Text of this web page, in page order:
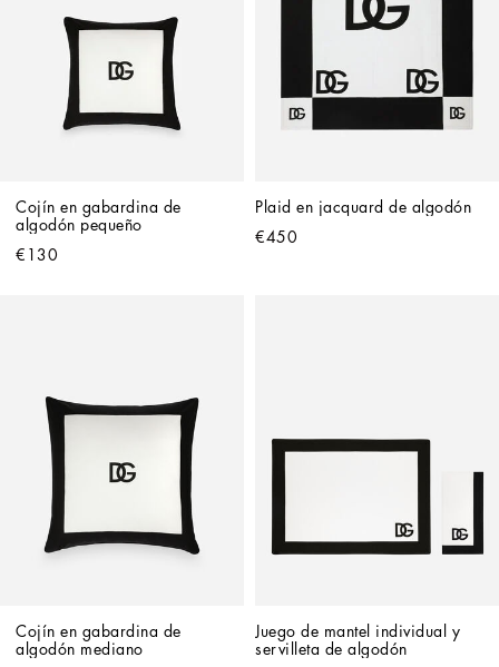
Cojín en gabardina de
algodón pequeño
€130
Plaid en jacquard de algodón
€450
Cojín en gabardina de
algodón mediano
Juego de mantel individual y
servilleta de algodón